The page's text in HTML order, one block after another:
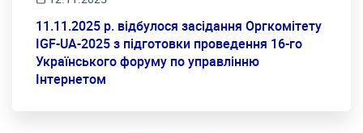
11.11.2025 р. відбулося засідання Оргкомітету
IGF-UA-2025 з підготовки проведення 16-го
Українського форуму по управлінню
Інтернетом